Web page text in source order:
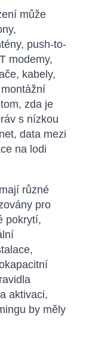
může
push-to-
modemy,
kabely,
zda je
s nízkou
data mezi
na lodi
různé
pro
pokrytí,
aktivaci,
by měly